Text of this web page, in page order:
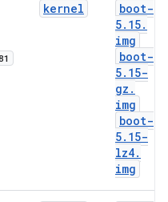
kernel
boot-
5. 15.
img
boot-
5. 15-
gz .
img
boot-
5. 15-
lz4.
img